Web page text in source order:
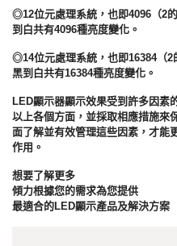
◎12位元處理系統，也即4096（2
到白共有4096種亮度變化。
◎14位元處理系統，也即16384（2
黑到白共有16384種亮度變化。
LED顯示器顯示效果受到許多因素
以上各個方面，並採取相應措施來
面了解並有效管理這些因素，才能
作用。
想要了解更多
傾力根據您的需求為您提供
最適合的LED顯示產品及解決方案